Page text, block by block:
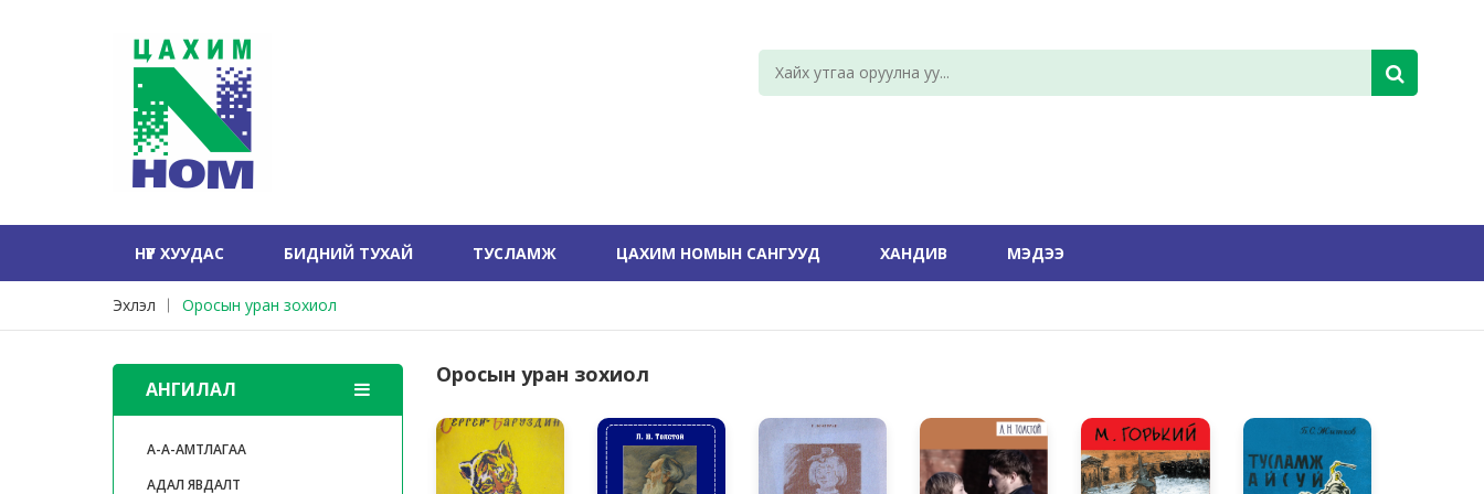
НҮҮР ХУУДАС БИДНИЙ ТУХАЙ ТУСЛАМЖ ЦАХИМ НОМЫН САНГУУД ХАНДИВ МЭДЭЭ
Эхлэл Оросын уран зохиол
АНГИЛАЛ
А-А-АМТЛАГАА
АДАЛ ЯВДАЛТ
Оросын уран зохиол